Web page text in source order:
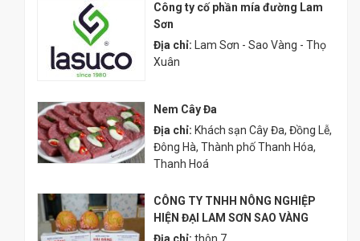
Công ty cố phần mía đường Lam
Sơn
Địa chỉ:
Lam Sơn - Sao Vàng - Thọ
Xuân
Nem Cây Đa
Địa chỉ: Khách sạn Cây Đa, Đồng Lễ,
Đông Hà, Thành phố Thanh Hóa,
Thanh Hoá
CÔNG TY TNHH NÔNG NGHIỆP
HIỆN ĐẠI LAM SƠN SAO VÀNG